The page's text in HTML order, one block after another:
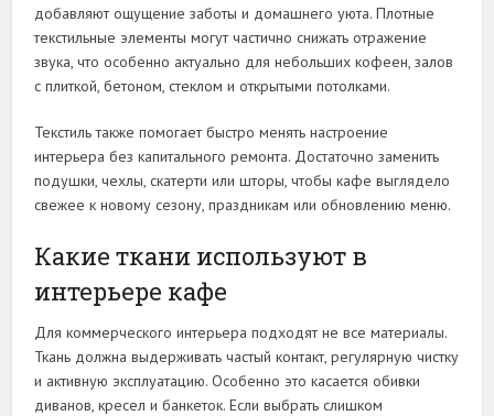
добавляют ощущение заботы и домашнего уюта. Плотные
текстильные элементы могут частично снижать отражение
звука, что особенно актуально для небольших кофеен, залов
с плиткой, бетоном, стеклом и открытыми потолками.
Текстиль также помогает быстро менять настроение
интерьера без капитального ремонта. Достаточно заменить
подушки, чехлы, скатерти или шторы, чтобы кафе выглядело
свежее к новому сезону, праздникам или обновлению меню.
Какие ткани используют в
интерьере кафе
Для коммерческого интерьера подходят не все материалы.
Ткань должна выдерживать частый контакт, регулярную чистку
и активную эксплуатацию. Особенно это касается обивки
диванов, кресел и банкеток. Если выбрать слишком